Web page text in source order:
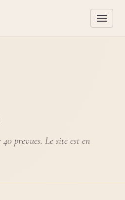
Ouvrir le
prevues. Le site est en